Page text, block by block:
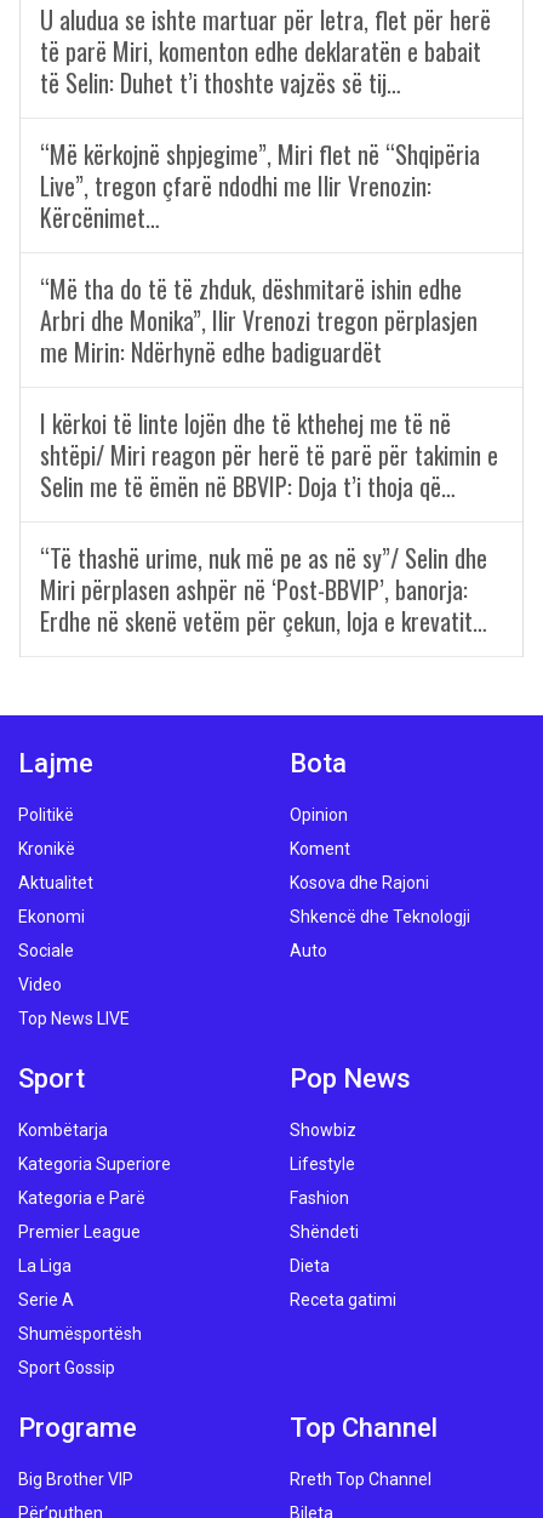
U aludua se ishte martuar për letra, flet për herë
të parë Miri, komenton edhe deklaratën e babait
të Selin: Duhet t’i thoshte vajzës së tij…
“Më kërkojnë shpjegime”, Miri flet në “Shqipëria
Live”, tregon çfarë ndodhi me Ilir Vrenozin:
Kërcënimet…
“Më tha do të të zhduk, dëshmitarë ishin edhe
Arbri dhe Monika”, Ilir Vrenozi tregon përplasjen
me Mirin: Ndërhynë edhe badiguardët
I kërkoi të linte lojën dhe të kthehej me të në
shtëpi/ Miri reagon për herë të parë për takimin e
Selin me të ëmën në BBVIP: Doja t’i thoja që…
“Të thashë urime, nuk më pe as në sy”/ Selin dhe
Miri përplasen ashpër në ‘Post-BBVIP’, banorja:
Erdhe në skenë vetëm për çekun, loja e krevatit…
Lajme
Politikë
Kronikë
Aktualitet
Ekonomi
Sociale
Video
Top News LIVE
Bota
Opinion
Koment
Kosova dhe Rajoni
Shkencë dhe Teknologji
Auto
Sport
Kombëtarja
Kategoria Superiore
Kategoria e Parë
Premier League
La Liga
Serie A
Shumësportësh
Sport Gossip
Pop News
Showbiz
Lifestyle
Fashion
Shëndeti
Dieta
Receta gatimi
Programe
Big Brother VIP
Për’puthen
Top Channel
Rreth Top Channel
Bileta